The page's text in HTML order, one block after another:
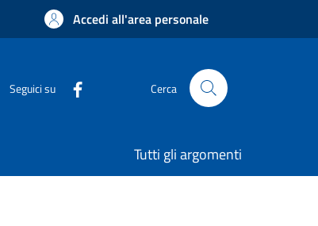
Accedi all'area personale
Seguici su Cerca
Tutti gli argomenti